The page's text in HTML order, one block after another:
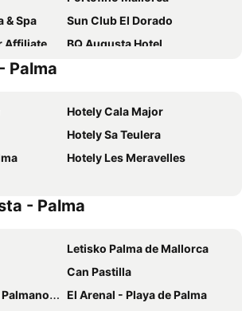
& Spa
Sun Club El Dorado
by Meliá
BQ Augusta Hotel
BLUESEA Mediodia
Hotel Mirador
ILUNION Palmanova Mallorca
Valentin Grand Park Suite Hotel
Palmanova Suites by TRH
Ipanema Park
BQ Aguamarina Boutique Hotel
Palma
Hotely Cala Major
Hotely Sa Teulera
Hotely Les Meravelles
- Palma
Letisko Palma de Mallorca
Can Pastilla
El Arenal - Playa de Palma